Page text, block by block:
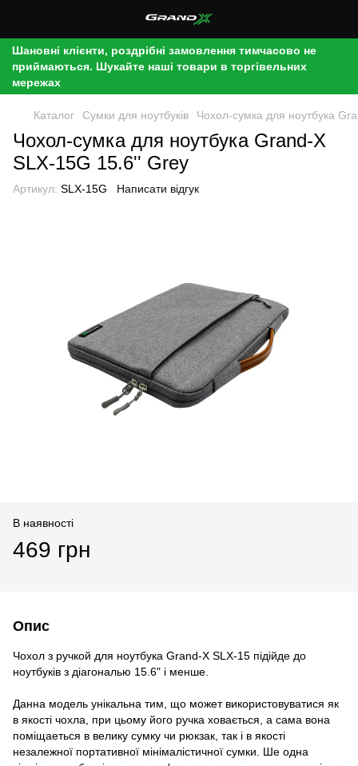
Шановні клієнти, роздрібні замовлення тимчасово не
приймаються. Шукайте наші товари в торгівельних
мережах
Каталог Сумки для ноутбуків Чохол-сумка для ноутбука
Чохол-сумка для ноутбука Grand-X
SLX-15G 15.6'' Grey
Артикул: SLX-15G Написати відгук
В наявності
469 грн
Опис
Чохол з ручкой для ноутбука Grand-X SLX-15 підійде до
ноутбуків з діагональю 15.6" і менше.
Данна модель унікальна тим, що может використовуватися як
в якості чохла, при цьому його ручка ховається, а сама вона
поміщаеться в велику сумку чи рюкзак, так і в якості
незалежної портативної мінімалістичної сумки. Ше одна